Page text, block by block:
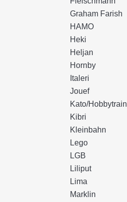
Graham Farish
HAMO
Heki
Heljan
Hornby
Italeri
Jouef
Kato/Hobbytrain
Kibri
Kleinbahn
Lego
LGB
Liliput
Lima
Marklin